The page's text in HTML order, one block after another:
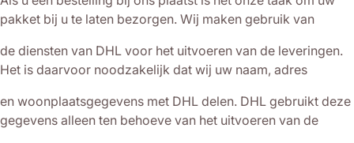
pakket bij u te laten bezorgen. Wij maken gebruik van
de diensten van DHL voor het uitvoeren van de leveringen.
Het is daarvoor noodzakelijk dat wij uw naam, adres
en woonplaatsgegevens met DHL delen. DHL gebruikt deze
gegevens alleen ten behoeve van het uitvoeren van de